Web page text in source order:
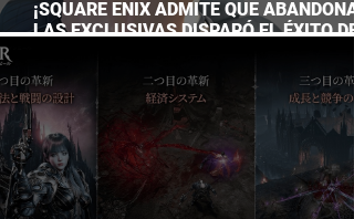
¡SQUARE ENIX ADMITE QUE
LAS EXCLUSIVAS DISPARÓ EL ÉXITO DE